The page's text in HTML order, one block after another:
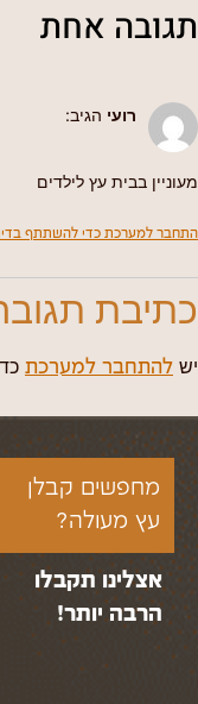
תגובה אחת
רועי הגיב:
מעוניין בבית עץ לילדים
התחבר למערכת כדי להשתתף
כתיבת
יש להתחבר למערכת
מחפשים קבלן
עץ מעולה?
אצלינו תקבלו
הרבה יותר!